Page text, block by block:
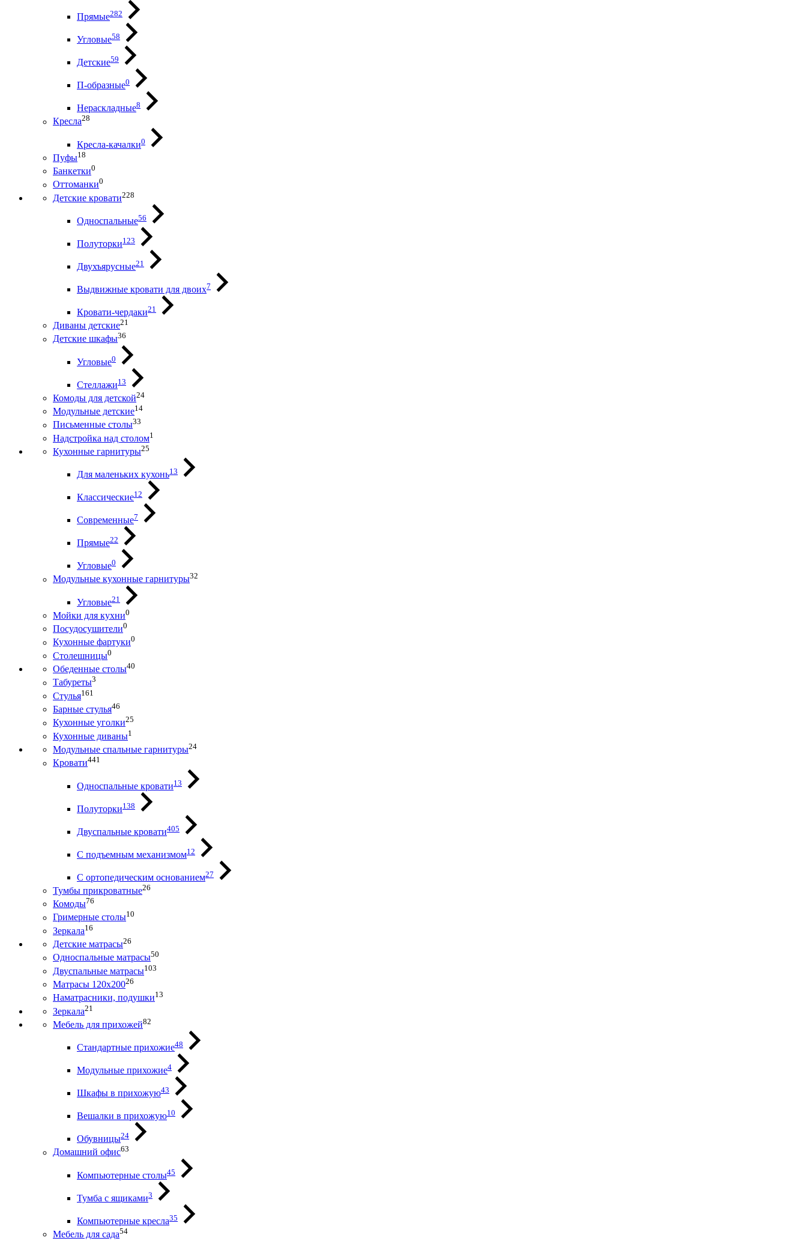
Прямые282
Угловые58
Детские59
П-образные0
Нераскладные8
Кресла28
Кресла-качалки0
Пуфы18
Банкетки0
Оттоманки0
Детские кровати228
Односпальные56
Полуторки123
Двухъярусные21
Выдвижные кровати для двоих7
Кровати-чердаки21
Диваны детские21
Детские шкафы36
Угловые0
Стеллажи13
Комоды для детской24
Модульные детские14
Письменные столы33
Надстройка над столом1
Кухонные гарнитуры25
Для маленьких кухонь13
Классические12
Современные7
Прямые22
Угловые0
Модульные кухонные гарнитуры32
Угловые21
Мойки для кухни0
Посудосушители0
Кухонные фартуки0
Столешницы0
Обеденные столы40
Табуреты3
Стулья161
Барные стулья46
Кухонные уголки25
Кухонные диваны1
Модульные спальные гарнитуры24
Кровати441
Односпальные кровати13
Полуторки138
Двуспальные кровати405
С подъемным механизмом12
С ортопедическим основанием27
Тумбы прикроватные26
Комоды76
Гримерные столы10
Зеркала16
Детские матрасы26
Односпальные матрасы50
Двуспальные матрасы103
Матрасы 120х20026
Наматрасники, подушки13
Зеркала21
Мебель для прихожей82
Стандартные прихожие48
Модульные прихожие4
Шкафы в прихожую43
Вешалки в прихожую10
Обувницы24
Домашний офис63
Компьютерные столы45
Тумба с ящиками3
Компьютерные кресла35
Мебель для сада54